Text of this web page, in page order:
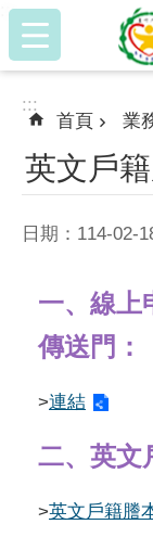
跳到主要內容區塊
:::
:::
首頁 業
英文戶
日期：114-02-
一、線上
傳送門：
>連結
二、英文
>英文戶籍謄